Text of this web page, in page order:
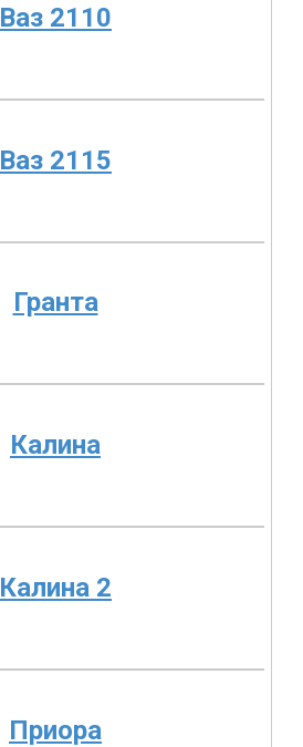
Ваз 2110
Ваз 2115
Гранта
Калина
Калина 2
Приора